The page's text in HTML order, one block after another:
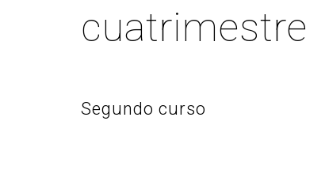
cuatrimestre
Segundo curso